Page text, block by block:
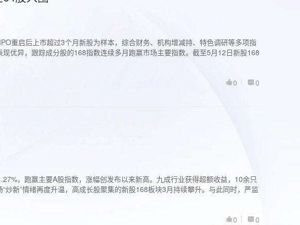
重启后上市超过3个月新股为样本，综合财务、机构增减持、特色调研等多项指
优异，跟踪成分股的168指数连续多月跑赢市场主要指数。截至5月12日新股168
0
0
，跑赢主要A股指数，涨幅创发布以来新高。九成行业获得超额收益，10余只
新”情绪再度升温，高成长股聚集的新股168板块3月持续攀升。与此同时，严监
0
0